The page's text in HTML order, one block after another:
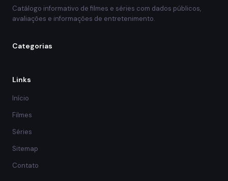
Catálogo informativo de filmes e séries com dados públicos,
avaliações e informações de entretenimento.
Categorias
Links
Início
Filmes
Séries
Sitemap
Contato